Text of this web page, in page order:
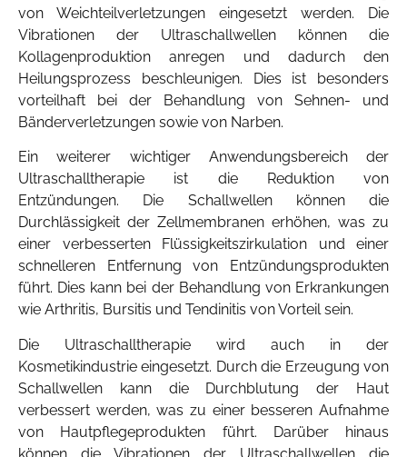
von Weichteilverletzungen eingesetzt werden. Die
Vibrationen der Ultraschallwellen können die
Kollagenproduktion anregen und dadurch den
Heilungsprozess beschleunigen. Dies ist besonders
vorteilhaft bei der Behandlung von Sehnen- und
Bänderverletzungen sowie von Narben.
Ein weiterer wichtiger Anwendungsbereich der
Ultraschalltherapie ist die Reduktion von
Entzündungen. Die Schallwellen können die
Durchlässigkeit der Zellmembranen erhöhen, was zu
einer verbesserten Flüssigkeitszirkulation und einer
schnelleren Entfernung von Entzündungsprodukten
führt. Dies kann bei der Behandlung von Erkrankungen
wie Arthritis, Bursitis und Tendinitis von Vorteil sein.
Die Ultraschalltherapie wird auch in der
Kosmetikindustrie eingesetzt. Durch die Erzeugung von
Schallwellen kann die Durchblutung der Haut
verbessert werden, was zu einer besseren Aufnahme
von Hautpflegeprodukten führt. Darüber hinaus